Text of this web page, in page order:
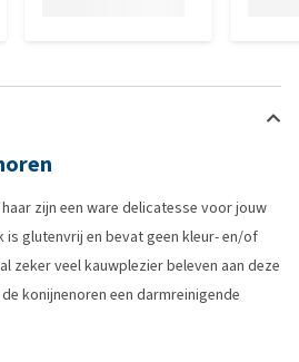
zijn een ware delicatesse voor jouw
is glutenvrij en bevat geen kleur- en/of
zeker veel kauwplezier beleven aan deze
konijnenoren een darmreinigende